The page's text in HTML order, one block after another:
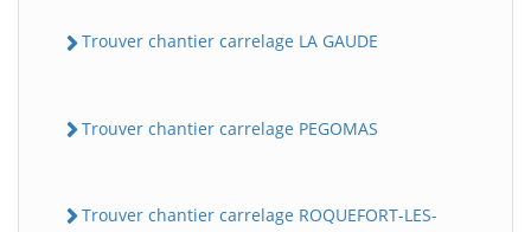
Trouver chantier carrelage LA GAUDE
Trouver chantier carrelage PEGOMAS
Trouver chantier carrelage ROQUEFORT-LES-